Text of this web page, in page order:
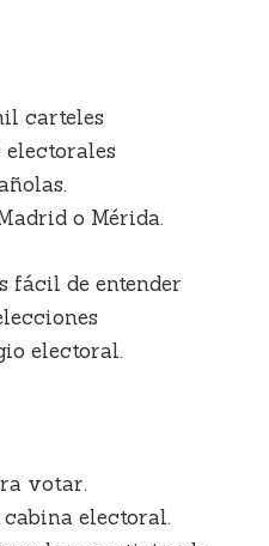
carteles
o Mérida.
fácil de entender
electoral.
votar.
electoral.